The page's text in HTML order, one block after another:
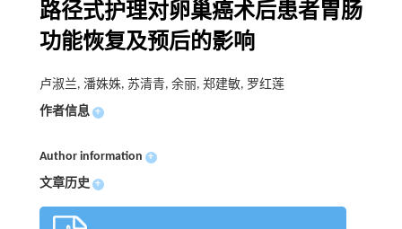
路径式护理对卵巢癌术后患者胃肠
功能恢复及预后的影响
卢淑兰, 潘姝姝, 苏清青, 余丽, 郑建敏, 罗红莲
作者信息 +
Author information +
文章历史 +